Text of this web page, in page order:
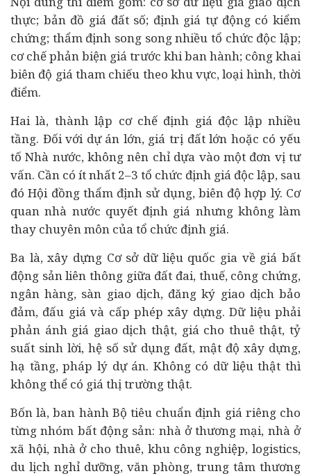
thực; bản đồ giá đất số; định giá tự động có kiểm
chứng; thẩm định song song nhiều tổ chức độc lập;
cơ chế phản biện giá trước khi ban hành; công khai
biên độ giá tham chiếu theo khu vực, loại hình, thời
điểm.
Hai là, thành lập cơ chế định giá độc lập nhiều
tầng. Đối với dự án lớn, giá trị đất lớn hoặc có yếu
tố Nhà nước, không nên chỉ dựa vào một đơn vị tư
vấn. Cần có ít nhất 2–3 tổ chức định giá độc lập, sau
đó Hội đồng thẩm định sử dụng, biên độ hợp lý. Cơ
quan nhà nước quyết định giá nhưng không làm
thay chuyên môn của tổ chức định giá.
Ba là, xây dựng Cơ sở dữ liệu quốc gia về giá bất
động sản liên thông giữa đất đai, thuế, công chứng,
ngân hàng, sàn giao dịch, đăng ký giao dịch bảo
đảm, đấu giá và cấp phép xây dựng. Dữ liệu phải
phản ánh giá giao dịch thật, giá cho thuê thật, tỷ
suất sinh lời, hệ số sử dụng đất, mật độ xây dựng,
hạ tầng, pháp lý dự án. Không có dữ liệu thật thì
không thể có giá thị trường thật.
Bốn là, ban hành Bộ tiêu chuẩn định giá riêng cho
từng nhóm bất động sản: nhà ở thương mại, nhà ở
xã hội, nhà ở cho thuê, khu công nghiệp, logistics,
du lịch nghỉ dưỡng, văn phòng, trung tâm thương